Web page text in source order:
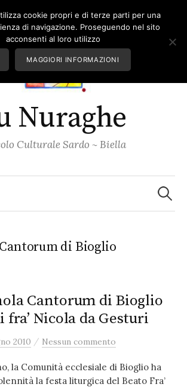
Nuraghe
Culturale Sardo ~ Biella
per:
di Bioglio
Cantorum di Bioglio
fra’ Nicola da Gesturi
2010 / Nessun commento
la Comunità ecclesiale di Bioglio ha
la festa liturgica del Beato Fra’
cookie propri e di terze parti per una
di navigazione. Proseguendo nel sito
acconsenti al loro utilizzo
MAGGIORI INFORMAZIONI